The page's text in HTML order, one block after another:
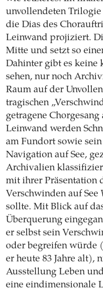
unvollendeten Trilogie
die Dias des
Leinwand projiziert.
Mitte und setzt so
Dahinter gibt es keine
sehen, nur noch
Raum auf der
tragischen
getragene
Leinwand werden
am Fundort sowie
Navigation auf See,
Archivalien
mit ihrer Präsentation
Verschwinden auf
sollte. Mit Blick auf
Überquerung
er selbst sein
oder begreifen würde
er heute 83 Jahre alt),
Ausstellung Leben
eine eindimensionale